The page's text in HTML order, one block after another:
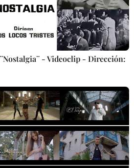
- Videoclip - Dirección: